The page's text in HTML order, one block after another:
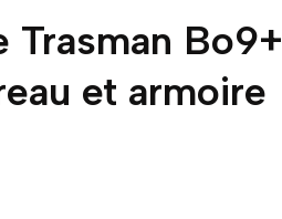
Trasman Bo9+
et armoire